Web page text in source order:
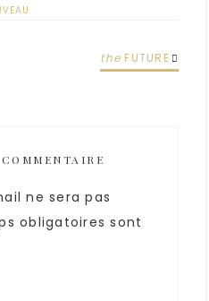
the FUTURE
ne sera pas
obligatoires sont